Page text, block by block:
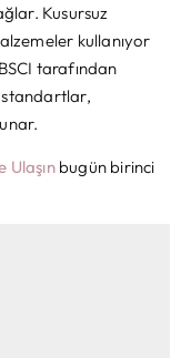
Kusursuz
kullanıyor
tarafından
standartlar,
Ulaşınbugün birinci